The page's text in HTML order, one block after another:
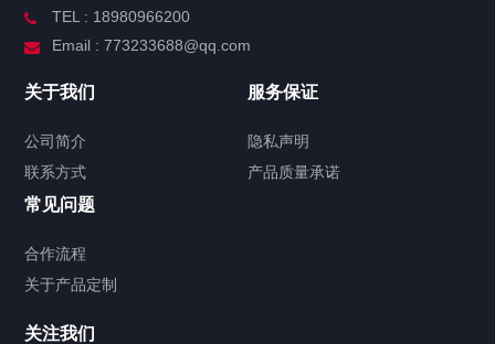
TEL : 18980966200
Email : 773233688@qq.com
关于我们
公司简介
联系方式
服务保证
隐私声明
产品质量承诺
常见问题
合作流程
关于产品定制
关注我们